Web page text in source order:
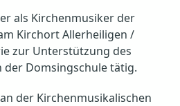
als Kirchenmusiker der
Kirchort Allerheiligen /
zur Unterstützung des
Domsingschule tätig.
der Kirchenmusikalischen